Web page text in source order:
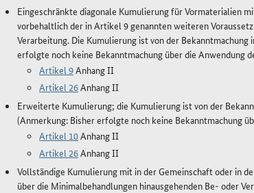
Eingeschränkte diagonale Kumulierung für Vormaterialien
vorbehaltlich der in Artikel 9 genannten weiteren
Verarbeitung. Die Kumulierung ist von der
erfolgte noch keine Bekanntmachung über die Anwendung
Artikel 9Anhang II
Artikel 26Anhang II
Erweiterte Kumulierung; die Kumulierung ist von der
(Anmerkung: Bisher erfolgte noch keine Bekanntmachung
Artikel 10Anhang II
Artikel 26Anhang II
Vollständige Kumulierung mit in der Gemeinschaft oder in
über die Minimalbehandlungen hinausgehenden Be- oder